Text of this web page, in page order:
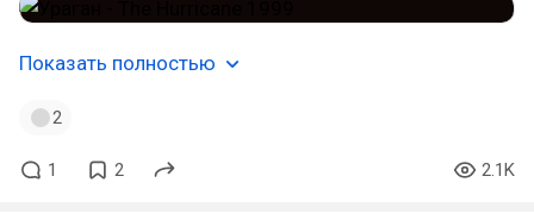
Показать полностью
2
1 2 2.1K